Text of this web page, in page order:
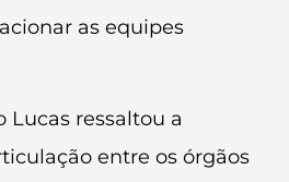
as equipes
Lucas ressaltou a
entre os órgãos